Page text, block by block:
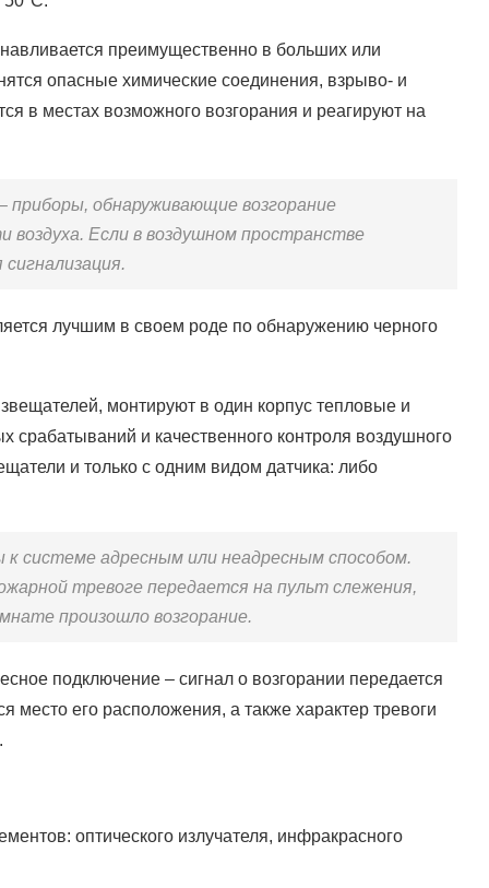
преимущественно в больших или
опасные химические соединения, взрыво- и
в местах возможного возгорания и реагируют на
обнаруживающие возгорание
Если в воздушном пространстве
лучшим в своем роде по обнаружению черного
монтируют в один корпус тепловые и
и качественного контроля воздушного
и только с одним видом датчика: либо
системе адресным или неадресным способом.
тревоге передается на пульт слежения,
произошло возгорание.
подключение – сигнал о возгорании передается
место его расположения, а также характер тревоги
оптического излучателя, инфракрасного